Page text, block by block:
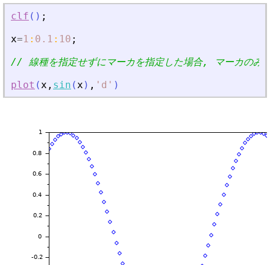
clf ( ) ;
x=1 : 0.1 : 10 ;
// 線種を指定せずにマーカを指定した場合, マーカのみ
plot (x , sin (x ) , ' d ' )